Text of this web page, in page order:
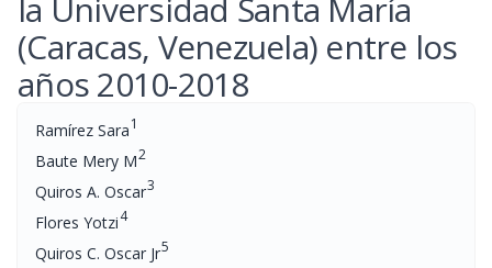
la Universidad Santa María
(Caracas, Venezuela) entre los
años 2010-2018
Ramírez Sara1
Baute Mery M2
Quiros A. Oscar3
Flores Yotzi4
Quiros C. Oscar Jr5